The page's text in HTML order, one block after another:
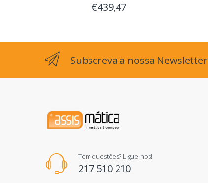
€439,47
Subscreva a nossa Newsletter
Tem questões? Ligue-nos!
217 510 210